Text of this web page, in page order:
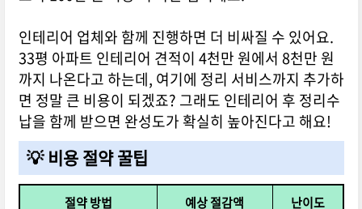
인테리어 업체와 함께 진행하면 더 비싸질 수 있어요.
33평 아파트 인테리어 견적이 4천만 원에서 8천만 원
까지 나온다고 하는데, 여기에 정리 서비스까지 추가하
면 정말 큰 비용이 되겠죠? 그래도 인테리어 후 정리수
납을 함께 받으면 완성도가 확실히 높아진다고 해요!
💡 비용 절약 꿀팁
절약 방법 예상 절감액 난이도